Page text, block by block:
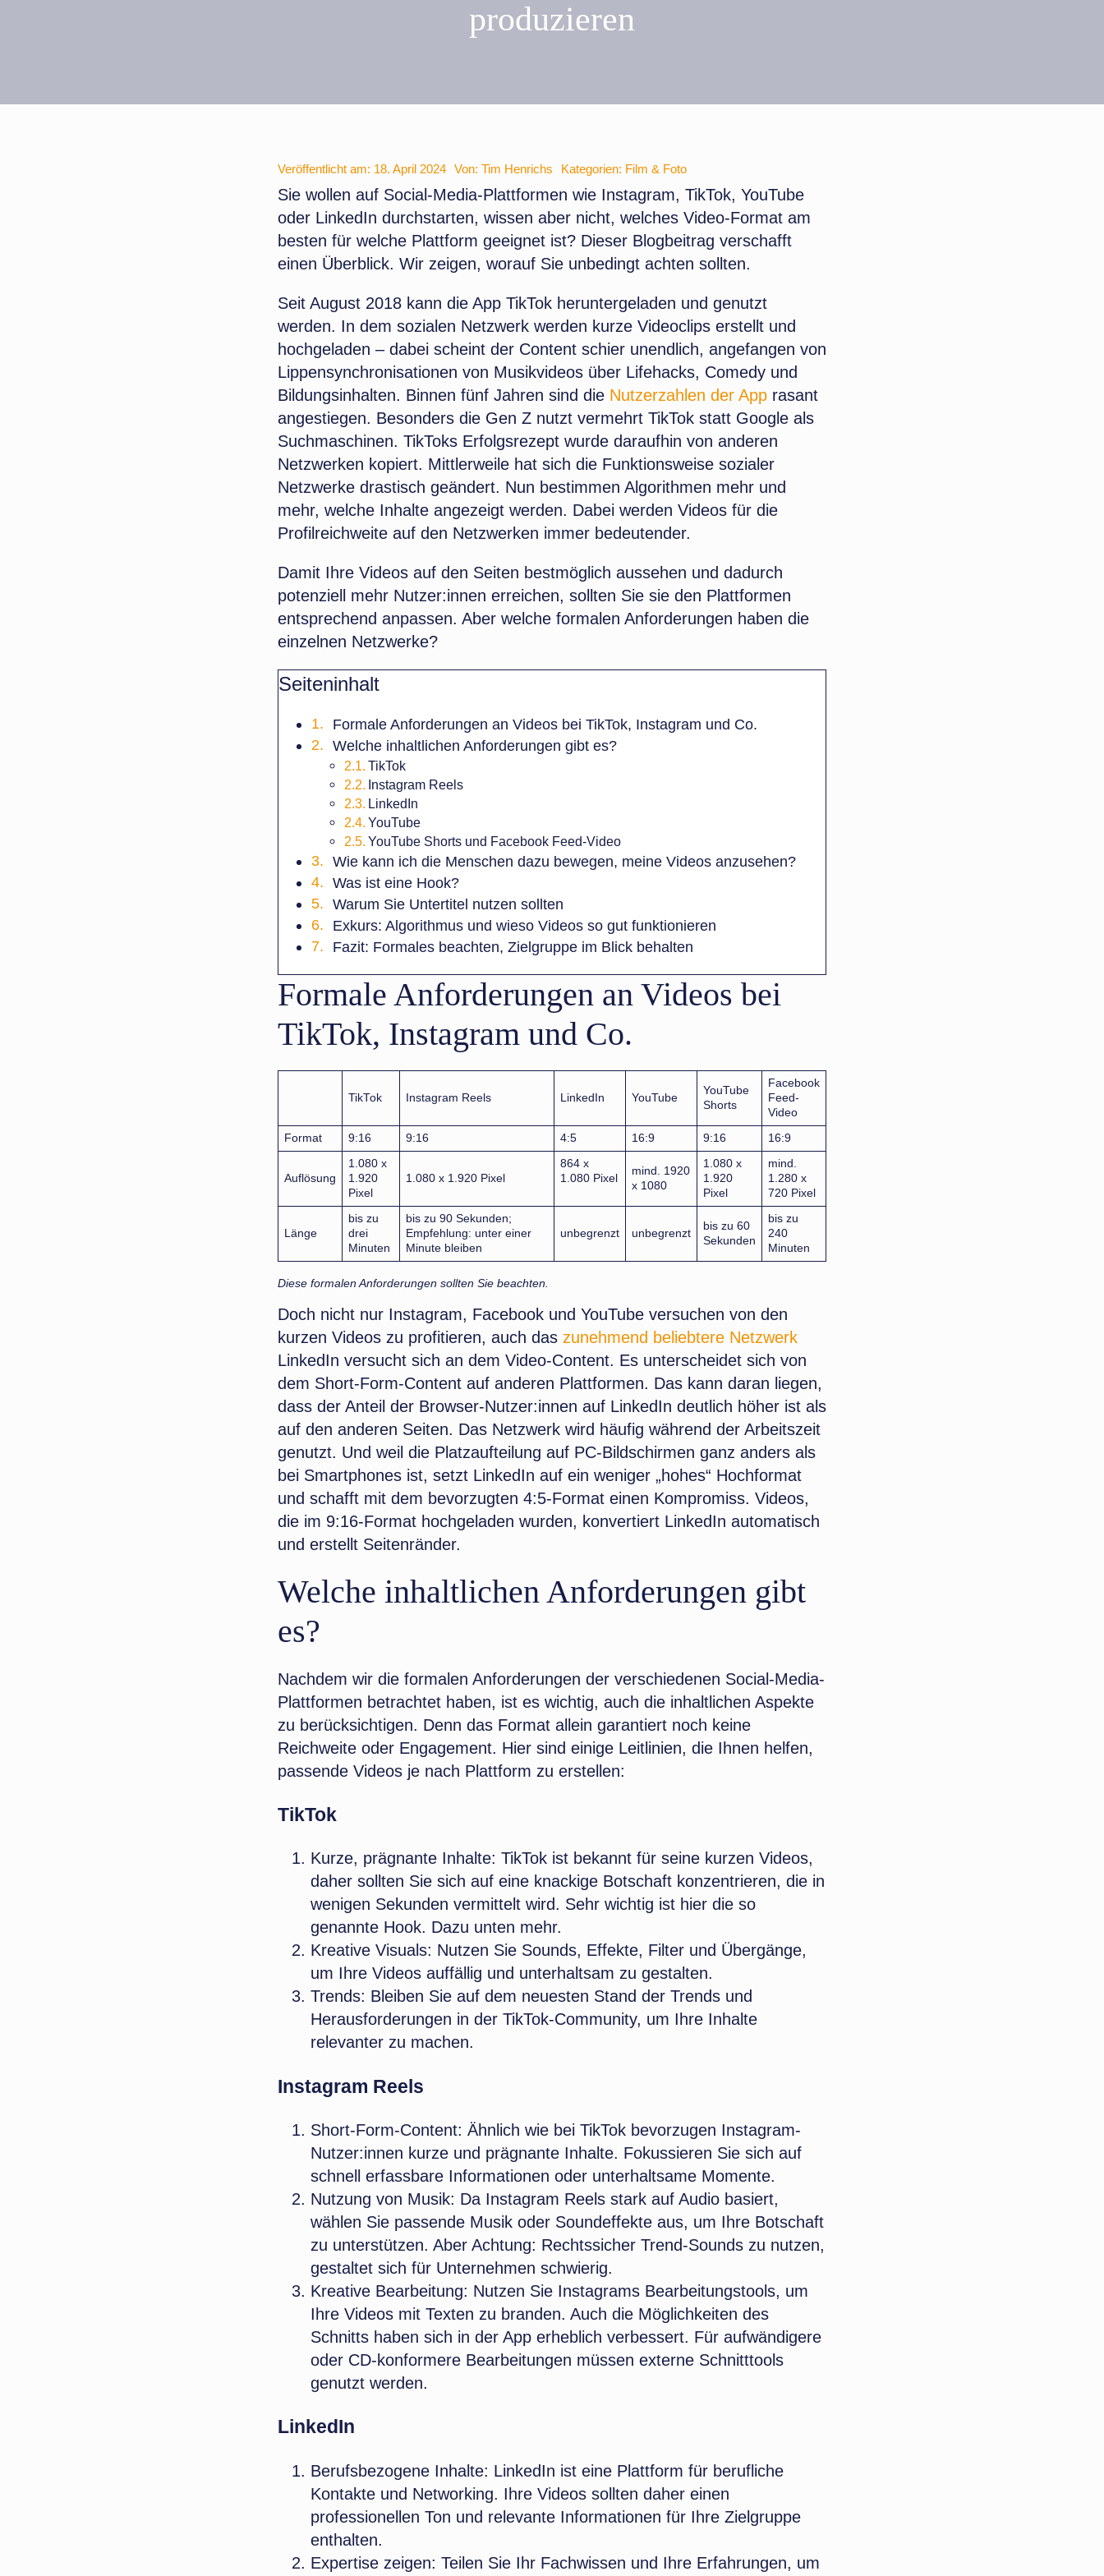
produzieren
Veröffentlicht am: 18. April 2024 Von: Tim Henrichs Kategorien: Film & Foto
Sie wollen auf Social-Media-Plattformen wie Instagram, TikTok, YouTube
oder LinkedIn durchstarten, wissen aber nicht, welches Video-Format am
besten für welche Plattform geeignet ist? Dieser Blogbeitrag verschafft
einen Überblick. Wir zeigen, worauf Sie unbedingt achten sollten.
Seit August 2018 kann die App TikTok heruntergeladen und genutzt
werden. In dem sozialen Netzwerk werden kurze Videoclips erstellt und
hochgeladen – dabei scheint der Content schier unendlich, angefangen von
Lippensynchronisationen von Musikvideos über Lifehacks, Comedy und
Bildungsinhalten. Binnen fünf Jahren sind die Nutzerzahlen der Apprasant
angestiegen. Besonders die Gen Z nutzt vermehrt TikTok statt Google als
Suchmaschinen. TikToks Erfolgsrezept wurde daraufhin von anderen
Netzwerken kopiert. Mittlerweile hat sich die Funktionsweise sozialer
Netzwerke drastisch geändert. Nun bestimmen Algorithmen mehr und
mehr, welche Inhalte angezeigt werden. Dabei werden Videos für die
Profilreichweite auf den Netzwerken immer bedeutender.
Damit Ihre Videos auf den Seiten bestmöglich aussehen und dadurch
potenziell mehr Nutzer:innen erreichen, sollten Sie sie den Plattformen
entsprechend anpassen. Aber welche formalen Anforderungen haben die
einzelnen Netzwerke?
Seiteninhalt
Formale Anforderungen an Videos bei TikTok, Instagram und Co.
Welche inhaltlichen Anforderungen gibt es?
TikTok
Instagram Reels
LinkedIn
YouTube
YouTube Shorts und Facebook Feed-Video
Wie kann ich die Menschen dazu bewegen, meine Videos anzusehen?
Was ist eine Hook?
Warum Sie Untertitel nutzen sollten
Exkurs: Algorithmus und wieso Videos so gut funktionieren
Fazit: Formales beachten, Zielgruppe im Blick behalten
Formale Anforderungen an Videos bei
TikTok, Instagram und Co.
TikTok Instagram Reels LinkedIn YouTube
YouTube
Shorts
Facebook
Feed-
Video
Format 9:16 9:16 4:5 16:9 9:16 16:9
Auflösung
1.080 x
1.920
Pixel
1.080 x 1.920 Pixel
864 x
1.080 Pixel
mind. 1920
x 1080
1.080 x
1.920
Pixel
mind.
1.280 x
720 Pixel
Länge
bis zu
drei
Minuten
bis zu 90 Sekunden;
Empfehlung: unter einer
Minute bleiben
unbegrenzt unbegrenzt
bis zu 60
Sekunden
bis zu
240
Minuten
Diese formalen Anforderungen sollten Sie beachten.
Doch nicht nur Instagram, Facebook und YouTube versuchen von den
kurzen Videos zu profitieren, auch das zunehmend beliebtere Netzwerk
LinkedIn versucht sich an dem Video-Content. Es unterscheidet sich von
dem Short-Form-Content auf anderen Plattformen. Das kann daran liegen,
dass der Anteil der Browser-Nutzer:innen auf LinkedIn deutlich höher ist als
auf den anderen Seiten. Das Netzwerk wird häufig während der Arbeitszeit
genutzt. Und weil die Platzaufteilung auf PC-Bildschirmen ganz anders als
bei Smartphones ist, setzt LinkedIn auf ein weniger „hohes“ Hochformat
und schafft mit dem bevorzugten 4:5-Format einen Kompromiss. Videos,
die im 9:16-Format hochgeladen wurden, konvertiert LinkedIn automatisch
und erstellt Seitenränder.
Welche inhaltlichen Anforderungen gibt
es?
Nachdem wir die formalen Anforderungen der verschiedenen Social-Media-
Plattformen betrachtet haben, ist es wichtig, auch die inhaltlichen Aspekte
zu berücksichtigen. Denn das Format allein garantiert noch keine
Reichweite oder Engagement. Hier sind einige Leitlinien, die Ihnen helfen,
passende Videos je nach Plattform zu erstellen:
TikTok
Kurze, prägnante Inhalte: TikTok ist bekannt für seine kurzen Videos,
daher sollten Sie sich auf eine knackige Botschaft konzentrieren, die in
wenigen Sekunden vermittelt wird. Sehr wichtig ist hier die so
genannte Hook. Dazu unten mehr.
Kreative Visuals: Nutzen Sie Sounds, Effekte, Filter und Übergänge,
um Ihre Videos auffällig und unterhaltsam zu gestalten.
Trends: Bleiben Sie auf dem neuesten Stand der Trends und
Herausforderungen in der TikTok-Community, um Ihre Inhalte
relevanter zu machen.
Instagram Reels
Short-Form-Content: Ähnlich wie bei TikTok bevorzugen Instagram-
Nutzer:innen kurze und prägnante Inhalte. Fokussieren Sie sich auf
schnell erfassbare Informationen oder unterhaltsame Momente.
Nutzung von Musik: Da Instagram Reels stark auf Audio basiert,
wählen Sie passende Musik oder Soundeffekte aus, um Ihre Botschaft
zu unterstützen. Aber Achtung: Rechtssicher Trend-Sounds zu nutzen,
gestaltet sich für Unternehmen schwierig.
Kreative Bearbeitung: Nutzen Sie Instagrams Bearbeitungstools, um
Ihre Videos mit Texten zu branden. Auch die Möglichkeiten des
Schnitts haben sich in der App erheblich verbessert. Für aufwändigere
oder CD-konformere Bearbeitungen müssen externe Schnitttools
genutzt werden.
LinkedIn
Berufsbezogene Inhalte: LinkedIn ist eine Plattform für berufliche
Kontakte und Networking. Ihre Videos sollten daher einen
professionellen Ton und relevante Informationen für Ihre Zielgruppe
enthalten.
Expertise zeigen: Teilen Sie Ihr Fachwissen und Ihre Erfahrungen, um